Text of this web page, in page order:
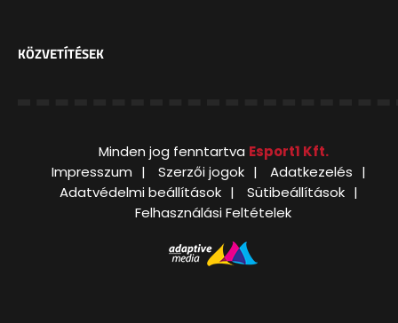
KÖZVETÍTÉSEK
Minden jog fenntartva Esport1 Kft.
Impresszum
Szerzői jogok
Adatkezelés
Adatvédelmi beállítások
Sütibeállítások
Felhasználási Feltételek